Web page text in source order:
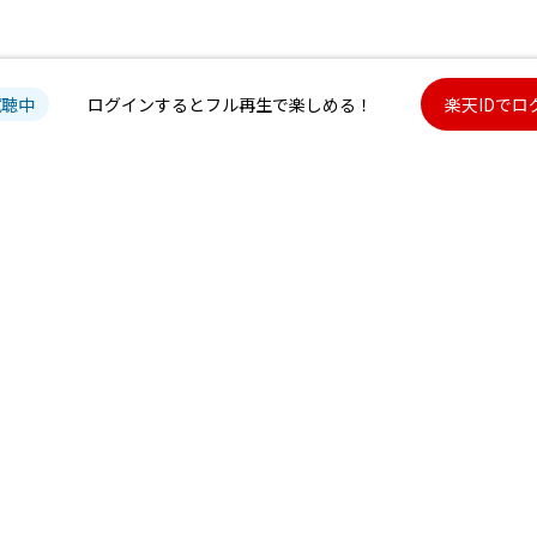
中 ログインするとフル再生で楽しめる！ 楽天IDでロ